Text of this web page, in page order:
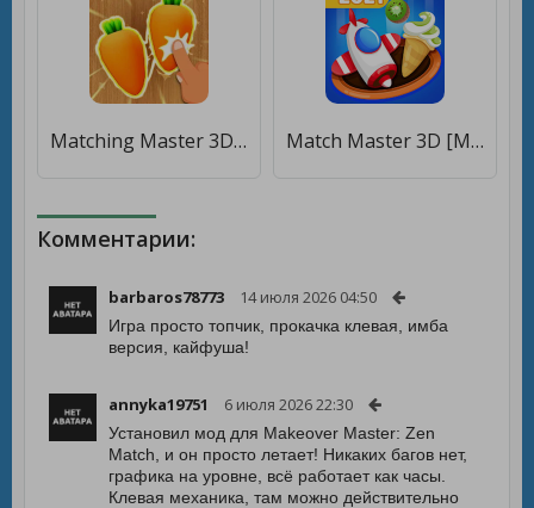
Matching Master 3D - Match & Puzzle Game [Много монет] Match Master 3D [Мод меню]
Комментарии:
barbaros78773 14 июля 2026 04:50
Игра просто топчик, прокачка клевая, имба
версия, кайфуша!
annyka19751 6 июля 2026 22:30
Установил мод для Makeover Master: Zen
Match, и он просто летает! Никаких багов нет,
графика на уровне, всё работает как часы.
Клевая механика, там можно действительно